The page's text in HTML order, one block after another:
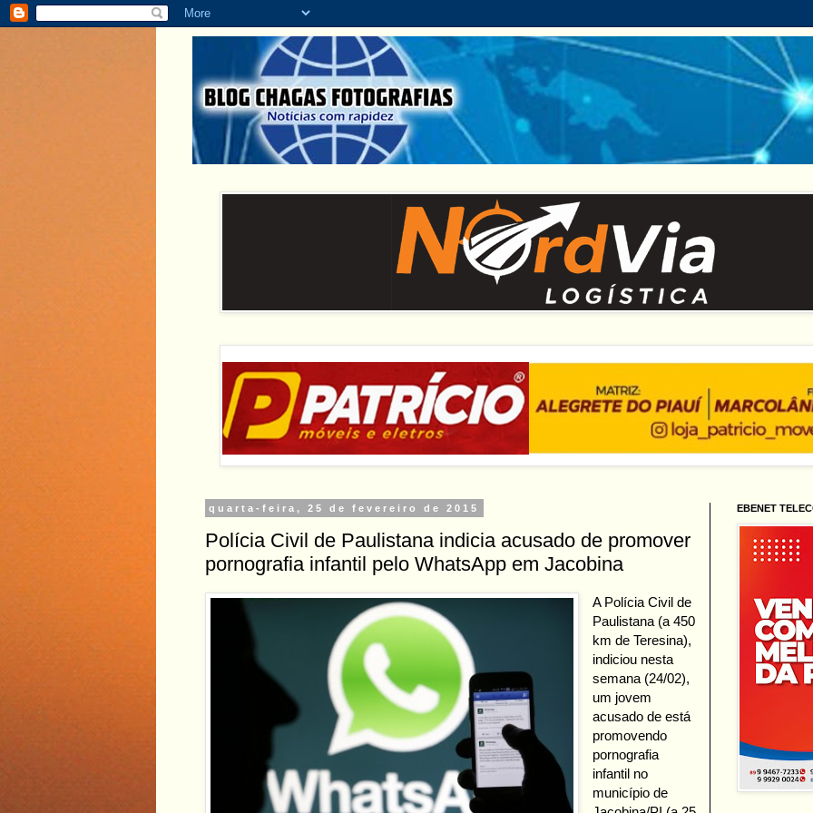
quarta-feira, 25 de fevereiro de 2015
Polícia Civil de Paulistana indicia acusado de promover
pornografia infantil pelo WhatsApp em Jacobina
A Polícia Civil de
Paulistana (a 450
km de Teresina),
indiciou nesta
semana (24/02),
um jovem
acusado de está
promovendo
pornografia
infantil no
município de
EBENET